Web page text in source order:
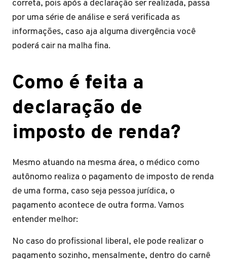
correta, pois após a declaração ser realizada, passa
por uma série de análise e será verificada as
informações, caso aja alguma divergência você
poderá cair na malha fina.
Como é feita a
declaração de
imposto de renda?
Mesmo atuando na mesma área, o médico como
autônomo realiza o pagamento de imposto de renda
de uma forma, caso seja pessoa jurídica, o
pagamento acontece de outra forma. Vamos
entender melhor:
No caso do profissional liberal, ele pode realizar o
pagamento sozinho, mensalmente, dentro do carnê